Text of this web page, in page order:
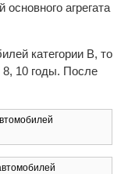
агрегата
категории В, то
10 годы. После